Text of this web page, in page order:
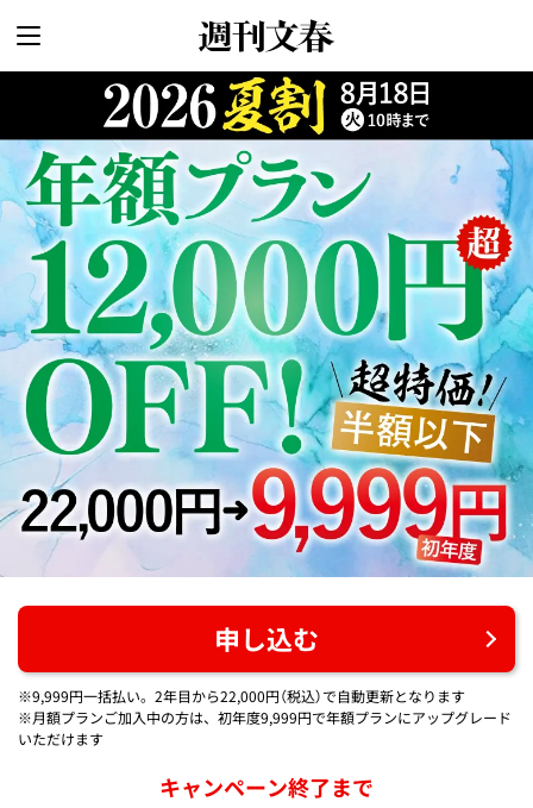
申し込む
※9,999円一括払い。2年目から22,000円（税込）で自動更新となります
※月額プランご加入中の方は、初年度9,999円で年額プランにアップグレード
いただけます
キャンペーン終了まで